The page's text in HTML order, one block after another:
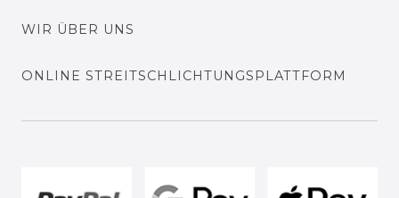
WIR ÜBER UNS
ONLINE STREITSCHLICHTUNGSPLATTFORM